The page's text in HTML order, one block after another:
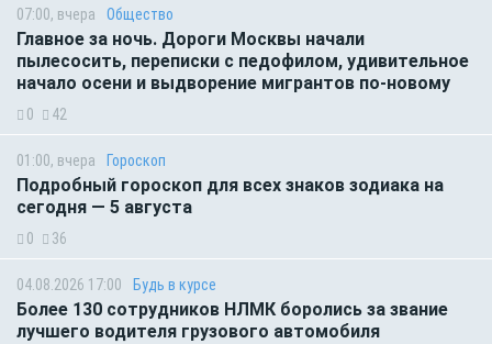
07:00, вчера Общество
Главное за ночь. Дороги Москвы начали
пылесосить, переписки с педофилом, удивительное
начало осени и выдворение мигрантов по-новому
0 42
01:00, вчера Гороскоп
Подробный гороскоп для всех знаков зодиака на
сегодня — 5 августа
0 36
04.08.2026 17:00 Будь в курсе
Более 130 сотрудников НЛМК боролись за звание
лучшего водителя грузового автомобиля